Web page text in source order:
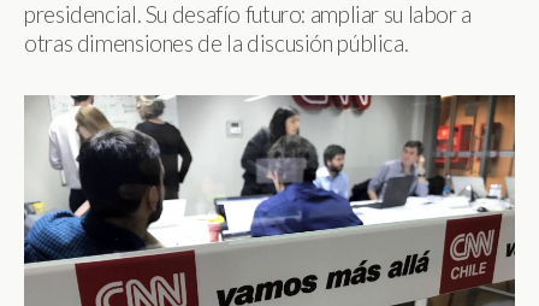
presidencial. Su desafío futuro: ampliar su labor a
otras dimensiones de la discusión pública.